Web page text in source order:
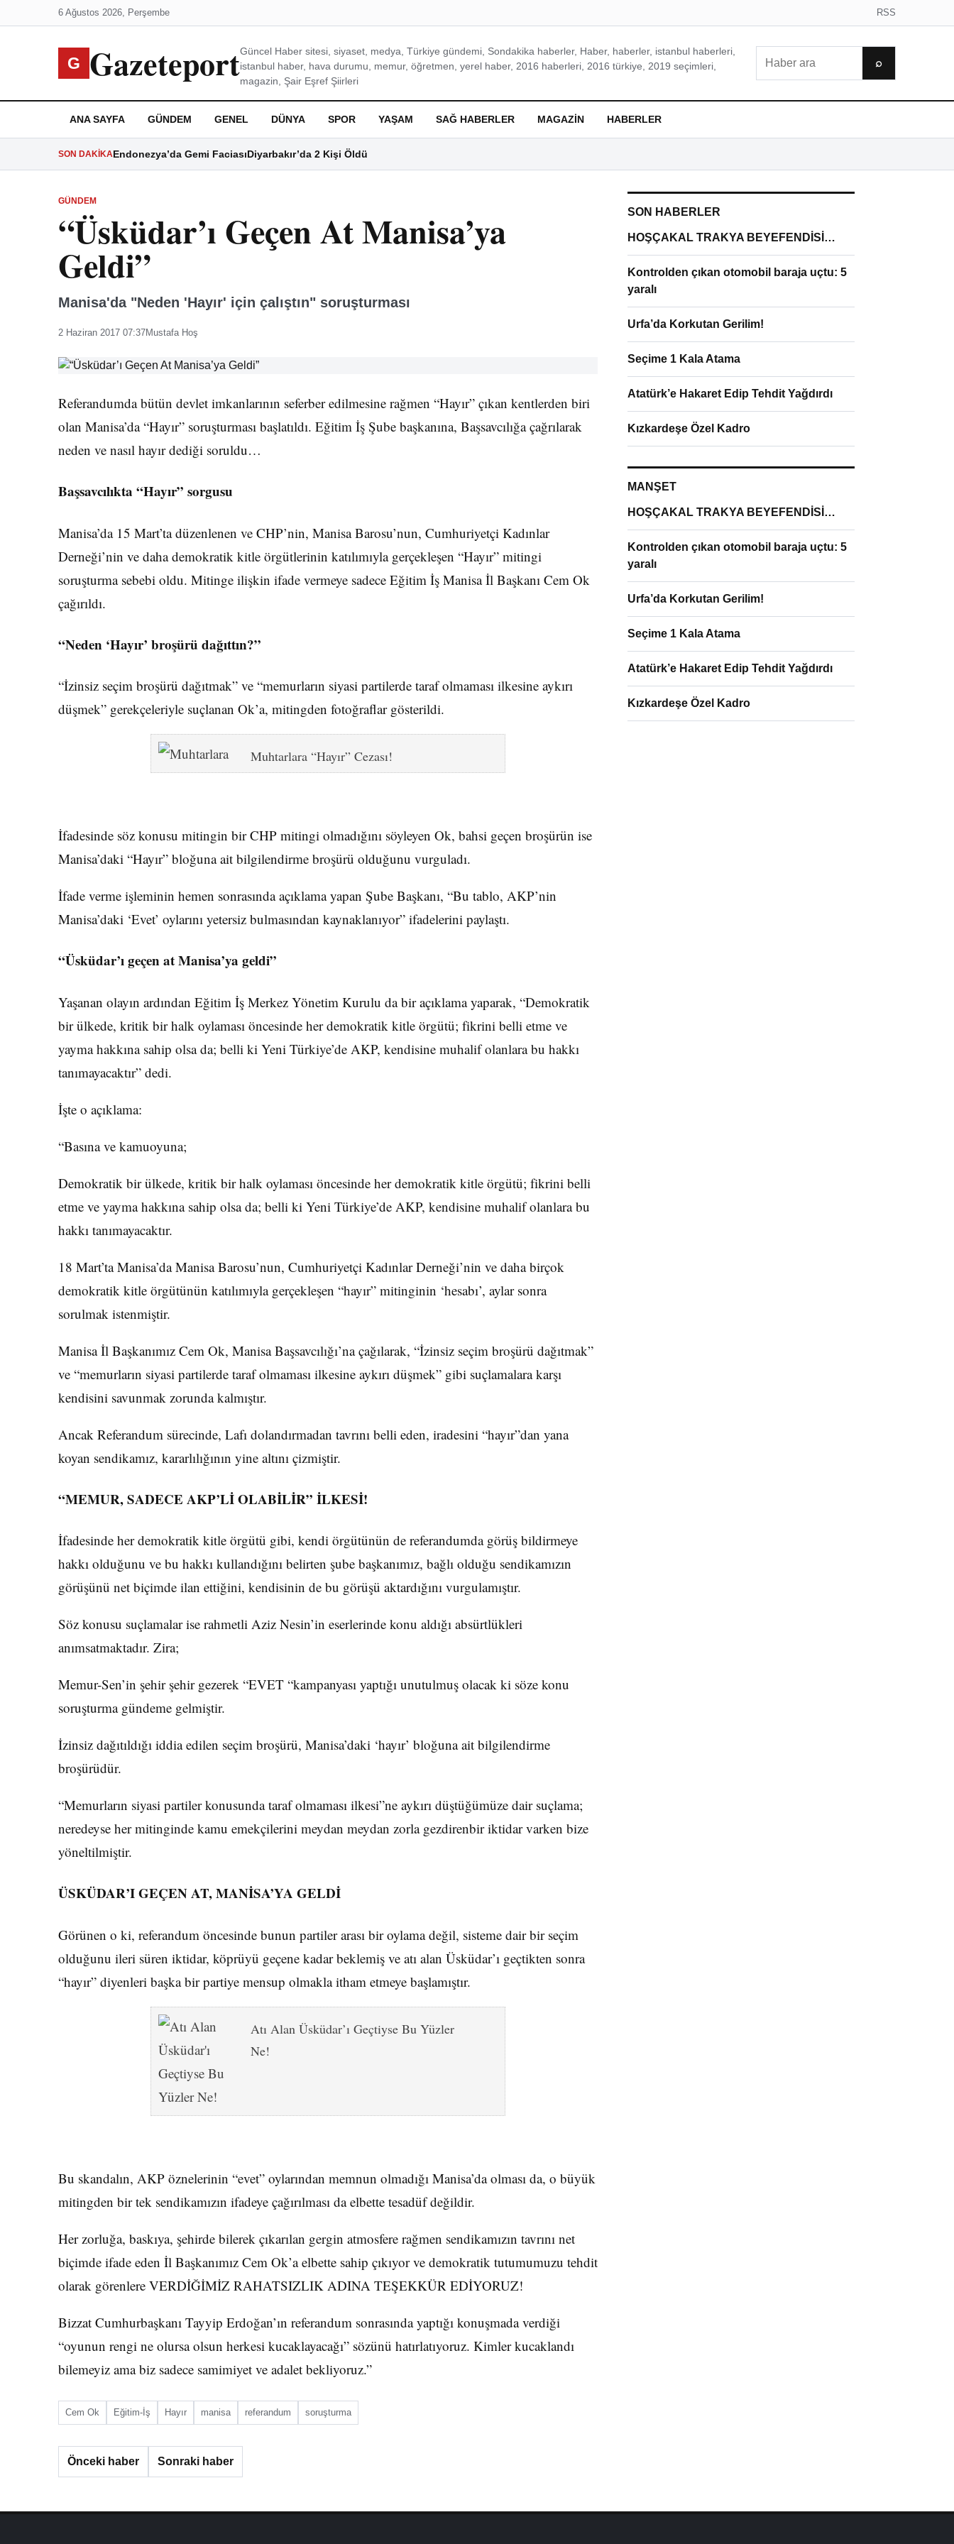
6 Ağustos 2026, Perşembe RSS
G GazeteportGüncel Haber sitesi, siyaset, medya, Türkiye gündemi, Sondakika haberler, Haber, haberler, istanbul haberleri,
istanbul haber, hava durumu, memur, öğretmen, yerel haber, 2016 haberleri, 2016 türkiye, 2019 seçimleri,
magazin, Şair Eşref Şiirleri
⌕
ANA SAYFA GÜNDEM GENEL DÜNYA SPOR YAŞAM SAĞ HABERLER MAGAZIN HABERLER
SON DAKIKAEndonezya’da Gemi FaciasıDiyarbakır’da 2 Kişi Öldü
GÜNDEM
“Üsküdar’ı Geçen At Manisa’ya
Geldi”
Manisa'da "Neden 'Hayır' için çalıştın" soruşturması
2 Haziran 2017 07:37Mustafa Hoş
Referandumda bütün devlet imkanlarının seferber edilmesine rağmen “Hayır” çıkan kentlerden biri
olan Manisa’da “Hayır” soruşturması başlatıldı. Eğitim İş Şube başkanına, Başsavcılığa çağrılarak
neden ve nasıl hayır dediği soruldu…
Başsavcılıkta “Hayır” sorgusu
Manisa’da 15 Mart’ta düzenlenen ve CHP’nin, Manisa Barosu’nun, Cumhuriyetçi Kadınlar
Derneği’nin ve daha demokratik kitle örgütlerinin katılımıyla gerçekleşen “Hayır” mitingi
soruşturma sebebi oldu. Mitinge ilişkin ifade vermeye sadece Eğitim İş Manisa İl Başkanı Cem Ok
çağırıldı.
“Neden ‘Hayır’ broşürü dağıttın?”
“İzinsiz seçim broşürü dağıtmak” ve “memurların siyasi partilerde taraf olmaması ilkesine aykırı
düşmek” gerekçeleriyle suçlanan Ok’a, mitingden fotoğraflar gösterildi.
Muhtarlara “Hayır” Cezası!
İfadesinde söz konusu mitingin bir CHP mitingi olmadığını söyleyen Ok, bahsi geçen broşürün ise
Manisa’daki “Hayır” bloğuna ait bilgilendirme broşürü olduğunu vurguladı.
İfade verme işleminin hemen sonrasında açıklama yapan Şube Başkanı, “Bu tablo, AKP’nin
Manisa’daki ‘Evet’ oylarını yetersiz bulmasından kaynaklanıyor” ifadelerini paylaştı.
“Üsküdar’ı geçen at Manisa’ya geldi”
Yaşanan olayın ardından Eğitim İş Merkez Yönetim Kurulu da bir açıklama yaparak, “Demokratik
bir ülkede, kritik bir halk oylaması öncesinde her demokratik kitle örgütü; fikrini belli etme ve
yayma hakkına sahip olsa da; belli ki Yeni Türkiye’de AKP, kendisine muhalif olanlara bu hakkı
tanımayacaktır” dedi.
İşte o açıklama:
“Basına ve kamuoyuna;
Demokratik bir ülkede, kritik bir halk oylaması öncesinde her demokratik kitle örgütü; fikrini belli
etme ve yayma hakkına sahip olsa da; belli ki Yeni Türkiye’de AKP, kendisine muhalif olanlara bu
hakkı tanımayacaktır.
18 Mart’ta Manisa’da Manisa Barosu’nun, Cumhuriyetçi Kadınlar Derneği’nin ve daha birçok
demokratik kitle örgütünün katılımıyla gerçekleşen “hayır” mitinginin ‘hesabı’, aylar sonra
sorulmak istenmiştir.
Manisa İl Başkanımız Cem Ok, Manisa Başsavcılığı’na çağılarak, “İzinsiz seçim broşürü dağıtmak”
ve “memurların siyasi partilerde taraf olmaması ilkesine aykırı düşmek” gibi suçlamalara karşı
kendisini savunmak zorunda kalmıştır.
Ancak Referandum sürecinde, Lafı dolandırmadan tavrını belli eden, iradesini “hayır”dan yana
koyan sendikamız, kararlılığının yine altını çizmiştir.
“MEMUR, SADECE AKP’Lİ OLABİLİR” İLKESİ!
İfadesinde her demokratik kitle örgütü gibi, kendi örgütünün de referandumda görüş bildirmeye
hakkı olduğunu ve bu hakkı kullandığını belirten şube başkanımız, bağlı olduğu sendikamızın
görüşünü net biçimde ilan ettiğini, kendisinin de bu görüşü aktardığını vurgulamıştır.
Söz konusu suçlamalar ise rahmetli Aziz Nesin’in eserlerinde konu aldığı absürtlükleri
anımsatmaktadır. Zira;
Memur-Sen’in şehir şehir gezerek “EVET “kampanyası yaptığı unutulmuş olacak ki söze konu
soruşturma gündeme gelmiştir.
İzinsiz dağıtıldığı iddia edilen seçim broşürü, Manisa’daki ‘hayır’ bloğuna ait bilgilendirme
broşürüdür.
“Memurların siyasi partiler konusunda taraf olmaması ilkesi”ne aykırı düştüğümüze dair suçlama;
neredeyse her mitinginde kamu emekçilerini meydan meydan zorla gezdirenbir iktidar varken bize
yöneltilmiştir.
ÜSKÜDAR’I GEÇEN AT, MANİSA’YA GELDİ
Görünen o ki, referandum öncesinde bunun partiler arası bir oylama değil, sisteme dair bir seçim
olduğunu ileri süren iktidar, köprüyü geçene kadar beklemiş ve atı alan Üsküdar’ı geçtikten sonra
“hayır” diyenleri başka bir partiye mensup olmakla itham etmeye başlamıştır.
Atı Alan Üsküdar’ı Geçtiyse Bu Yüzler
Ne!
Bu skandalın, AKP öznelerinin “evet” oylarından memnun olmadığı Manisa’da olması da, o büyük
mitingden bir tek sendikamızın ifadeye çağırılması da elbette tesadüf değildir.
Her zorluğa, baskıya, şehirde bilerek çıkarılan gergin atmosfere rağmen sendikamızın tavrını net
biçimde ifade eden İl Başkanımız Cem Ok’a elbette sahip çıkıyor ve demokratik tutumumuzu tehdit
olarak görenlere VERDİĞİMİZ RAHATSIZLIK ADINA TEŞEKKÜR EDİYORUZ!
Bizzat Cumhurbaşkanı Tayyip Erdoğan’ın referandum sonrasında yaptığı konuşmada verdiği
“oyunun rengi ne olursa olsun herkesi kucaklayacağı” sözünü hatırlatıyoruz. Kimler kucaklandı
bilemeyiz ama biz sadece samimiyet ve adalet bekliyoruz.”
Cem Ok Eğitim-İş Hayır manisa referandum soruşturma
Önceki haber Sonraki haber
SON HABERLER
HOŞÇAKAL TRAKYA BEYEFENDİSİ…
Kontrolden çıkan otomobil baraja uçtu: 5
yaralı
Urfa’da Korkutan Gerilim!
Seçime 1 Kala Atama
Atatürk’e Hakaret Edip Tehdit Yağdırdı
Kızkardeşe Özel Kadro
MANŞET
HOŞÇAKAL TRAKYA BEYEFENDİSİ…
Kontrolden çıkan otomobil baraja uçtu: 5
yaralı
Urfa’da Korkutan Gerilim!
Seçime 1 Kala Atama
Atatürk’e Hakaret Edip Tehdit Yağdırdı
Kızkardeşe Özel Kadro